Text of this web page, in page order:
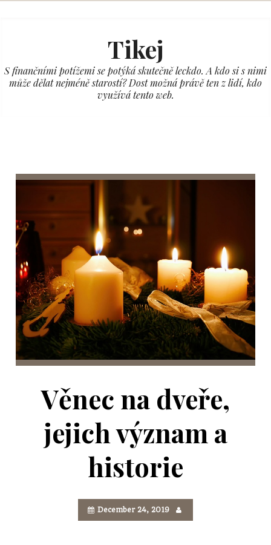
Tikej
S finančními potížemi se potýká skutečně leckdo. A kdo si s nimi
může dělat nejméně starostí? Dost možná právě ten z lidí, kdo
využívá tento web.
Věnec na dveře,
jejich význam a
historie
December 24, 2019